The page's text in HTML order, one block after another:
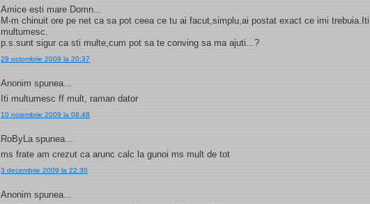
Amice esti mare Domn...
M-m chinuit ore pe net ca sa pot ceea ce tu ai facut,simplu,ai postat exact ce imi trebuia.Iti
multumesc.
p.s.sunt sigur ca sti multe,cum pot sa te conving sa ma ajuti...?
29 octombrie 2009 la 20:37
Anonim spunea...
Iti multumesc ff mult, raman dator
10 noiembrie 2009 la 08:48
RoByLa spunea...
ms frate am crezut ca arunc calc la gunoi ms mult de tot
3 decembrie 2009 la 22:30
Anonim spunea...